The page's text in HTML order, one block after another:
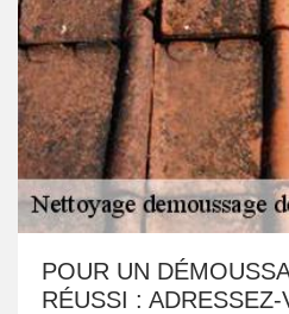
POUR UN
RÉUSSI :